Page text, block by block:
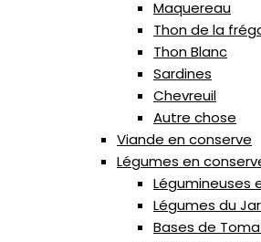
Maquereau
Thon de la
Thon Blanc
Sardines
Chevreuil
Autre chose
Viande en conserve
Légumes en
Légumineuses
Légumes du
Bases de